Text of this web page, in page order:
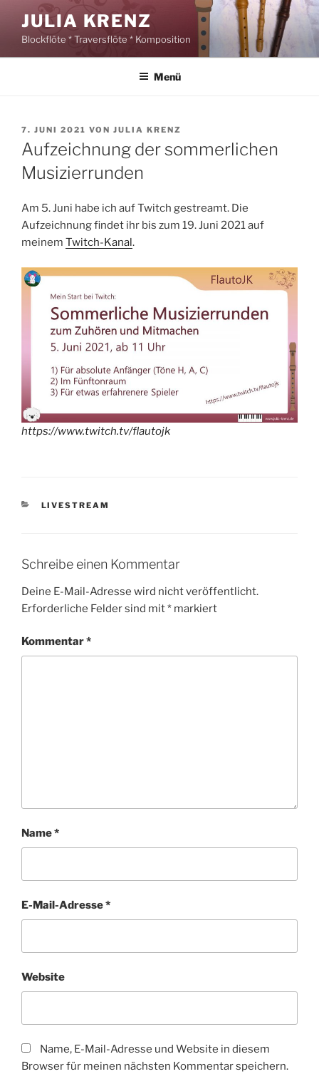
Inhalt
springen
JULIA KRENZ
Blockflöte * Traversflöte * Komposition
Menü
VERÖFFENTLICHT
AM
7. JUNI 2021 VON JULIA KRENZ
Aufzeichnung der sommerlichen
Musizierrunden
Am 5. Juni habe ich auf Twitch gestreamt. Die
Aufzeichnung findet ihr bis zum 19. Juni 2021 auf
meinem Twitch-Kanal.
https://www.twitch.tv/flautojk
KATEGORIEN
LIVESTREAM
Schreibe einen Kommentar
Deine E-Mail-Adresse wird nicht veröffentlicht.
Erforderliche Felder sind mit* markiert
Kommentar*
Name*
E-Mail-Adresse*
Website
Name, E-Mail-Adresse und Website in diesem
Browser für meinen nächsten Kommentar speichern.